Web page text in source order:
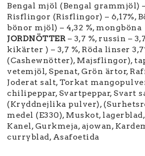
Bengal mjöl (Bengal grammjöl) –
Risflingor (Risflingor) – 6,17%,
bönor mjöl) – 4,32 %, mongböna
JORDNÖTTER – 3,7 %, russin –
kikärter ) – 3,7 %, Röda linser
(Cashewnötter), Majsflingor),
vetemjöl, Spenat, Grön ärtor,
Joderat salt, Torkat
chilipeppar, Svartpeppar, Svart
(Kryddnejlika pulver),
medel (E330), Muskot, lagerblad,
Kanel, Gurkmeja, ajowan,
curryblad, Asafoetida